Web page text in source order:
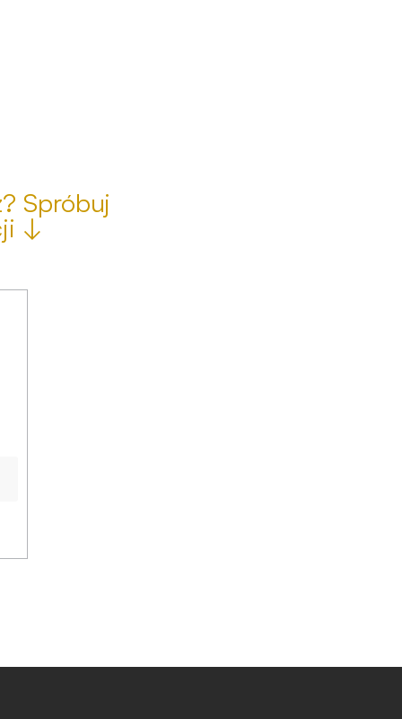
Spróbuj
↓